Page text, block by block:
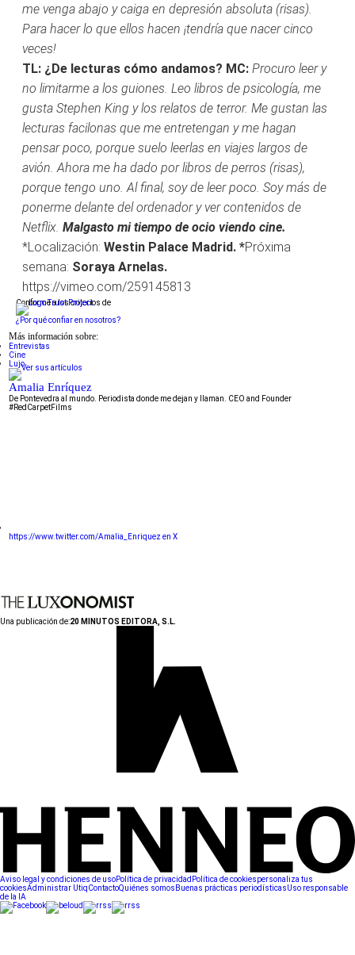
me venga abajo y caiga en depresión absoluta (risas).
Para hacer lo que ellos hacen ¡tendría que nacer cinco
veces!
TL: ¿De lecturas cómo andamos? MC: Procuro leer y
no limitarme a los guiones. Leo libros de psicología, me
gusta Stephen King y los relatos de terror. Me gustan las
lecturas facilonas que me entretengan y me hagan
pensar poco, porque suelo leerlas en viajes largos de
avión. Ahora me ha dado por libros de perros (risas),
porque tengo uno. Al final, soy de leer poco. Soy más de
ponerme delante del ordenador y ver contenidos de
Netflix. Malgasto mi tiempo de ocio viendo cine.
*Localización: Westin Palace Madrid. *Próxima
semana: Soraya Arnelas.
https://vimeo.com/259145813
Conforme a los criterios de
¿Por qué confiar en nosotros?
Más información sobre:
Entrevistas
Cine
Lujo
Amalia Enríquez
De Pontevedra al mundo. Periodista donde me dejan y llaman. CEO and Founder
#RedCarpetFilms
https://www.twitter.com/Amalia_Enriquez en X
Una publicación de:20 MINUTOS EDITORA, S.L.
Aviso legal y condiciones de usoPolítica de privacidad Política de cookiespersonaliza tus
cookiesAdministrar UtiqContactoQuiénes somos Buenas prácticas periodísticasUso responsable
de la IA